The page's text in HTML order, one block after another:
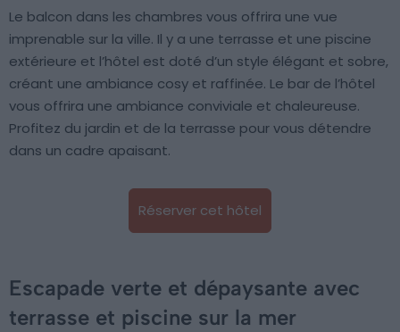
Le balcon dans les chambres vous offrira une vue
imprenable sur la ville. Il y a une terrasse et une piscine
extérieure et l’hôtel est doté d’un style élégant et sobre,
créant une ambiance cosy et raffinée. Le bar de l’hôtel
vous offrira une ambiance conviviale et chaleureuse.
Profitez du jardin et de la terrasse pour vous détendre
dans un cadre apaisant.
Réserver cet hôtel
Escapade verte et dépaysante avec
terrasse et piscine sur la mer